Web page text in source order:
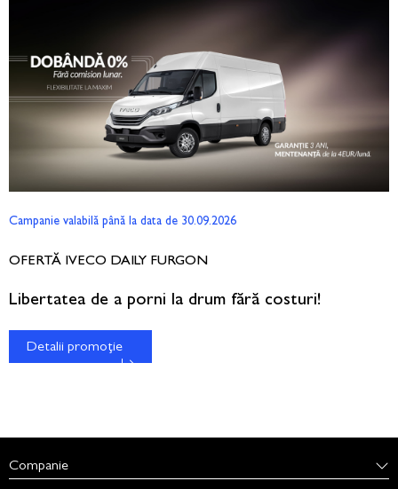
Campanie valabilă până la data de 30.09.2026
OFERTĂ IVECO DAILY FURGON
Libertatea de a porni la drum fără costuri!
Detalii promoție
Companie